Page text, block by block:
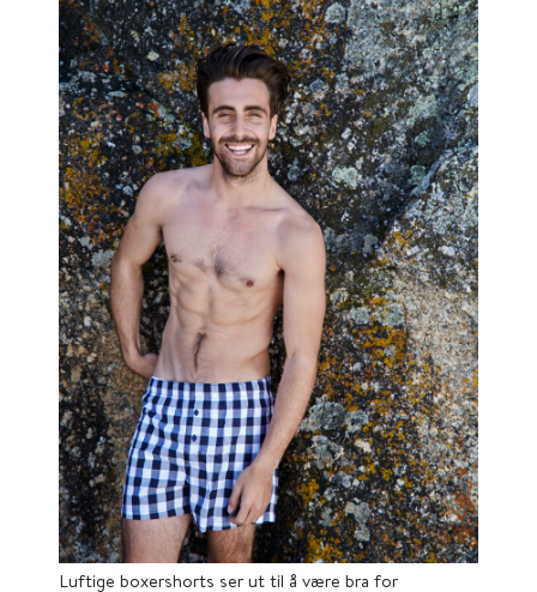
Luftige boxershorts ser ut til å være bra for